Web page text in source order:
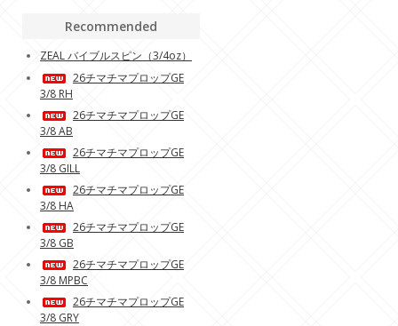
Recommended
ZEAL バイブルスピン（3/4oz）
26チマチマプロップGE
3/8 RH
26チマチマプロップGE
3/8 AB
26チマチマプロップGE
3/8 GILL
26チマチマプロップGE
3/8 HA
26チマチマプロップGE
3/8 GB
26チマチマプロップGE
3/8 MPBC
26チマチマプロップGE
3/8 GRY